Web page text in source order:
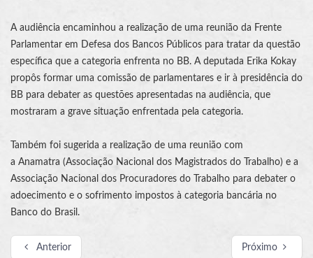
A audiência encaminhou a realização de uma reunião da Frente
Parlamentar em Defesa dos Bancos Públicos para tratar da questão
específica que a categoria enfrenta no BB. A deputada Erika Kokay
propôs formar uma comissão de parlamentares e ir à presidência do
BB para debater as questões apresentadas na audiência, que
mostraram a grave situação enfrentada pela categoria.
Também foi sugerida a realização de uma reunião com
a Anamatra (Associação Nacional dos Magistrados do Trabalho) e a
Associação Nacional dos Procuradores do Trabalho para debater o
adoecimento e o sofrimento impostos à categoria bancária no
Banco do Brasil.
Anterior Próximo